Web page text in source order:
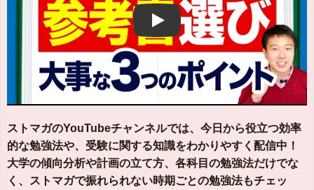
Play
ストマガのYouTubeチャンネルでは、今日から役立つ効率
的な勉強法や、受験に関する知識をわかりやすく配信中！
大学の傾向分析や計画の立て方、各科目の勉強法だけでな
く、ストマガで振れられない時期ごとの勉強法もチェッ